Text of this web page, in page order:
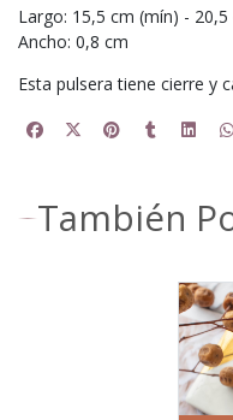
Largo: 15,5 cm (mín) -
Ancho: 0,8 cm
Esta pulsera tiene cierre y
También